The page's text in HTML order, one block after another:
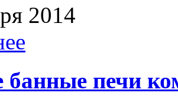
2014
банные печи